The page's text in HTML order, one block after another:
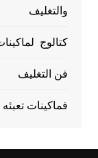
والتغليف
كتالوج
فن التغليف
فماكينات